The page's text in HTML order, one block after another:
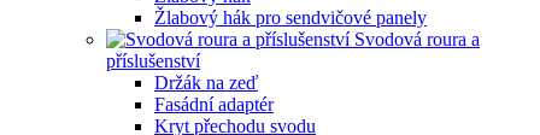
Žlabový hák pro sendvičové panely
Svodová roura a
příslušenství
Držák na zeď
Fasádní adaptér
Kryt přechodu svodu